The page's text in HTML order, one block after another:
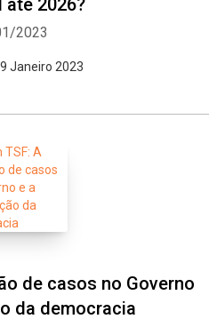
até 2026?
2023
Janeiro 2023
de casos no Governo
da democracia